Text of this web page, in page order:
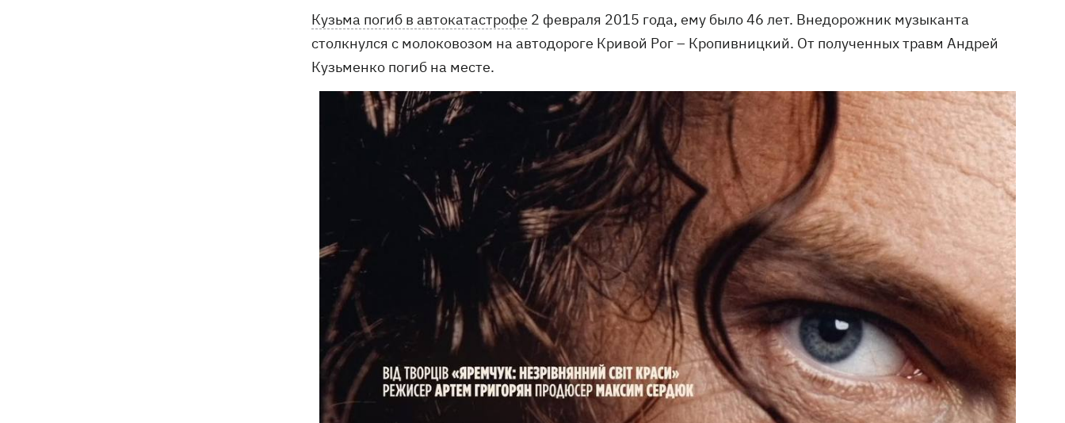
Кузьма погиб в автокатастрофе 2 февраля 2015 года, ему было 46 лет. Внедорожник музыканта
столкнулся с молоковозом на автодороге Кривой Рог – Кропивницкий. От полученных травм Андрей
Кузьменко погиб на месте.